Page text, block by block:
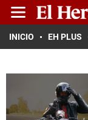
INICIO EH PLUS